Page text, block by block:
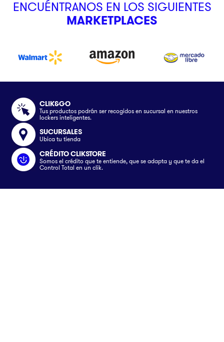
ENCUÉNTRANOS EN LOS SIGUIENTES
MARKETPLACES
CLIK&GO
Tus productos podrán ser recogidos en sucursal en nuestros
lockers inteligentes.
SUCURSALES
Ubica tu tienda
CRÉDITO CLIKSTORE
Somos el crédito que te entiende, que se adapta y que te da el
Control Total en un clik.